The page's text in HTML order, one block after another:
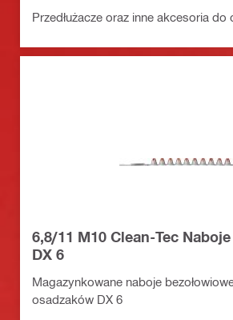
Przedłużacze oraz inne akcesoria
6,8/11 M10 Clean-Tec
DX 6
Magazynkowane naboje
osadzaków DX 6